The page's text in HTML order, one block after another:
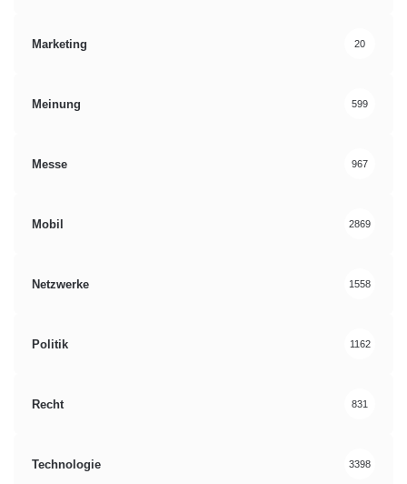
Marketing 20
Meinung 599
Messe 967
Mobil 2869
Netzwerke 1558
Politik 1162
Recht 831
Technologie 3398